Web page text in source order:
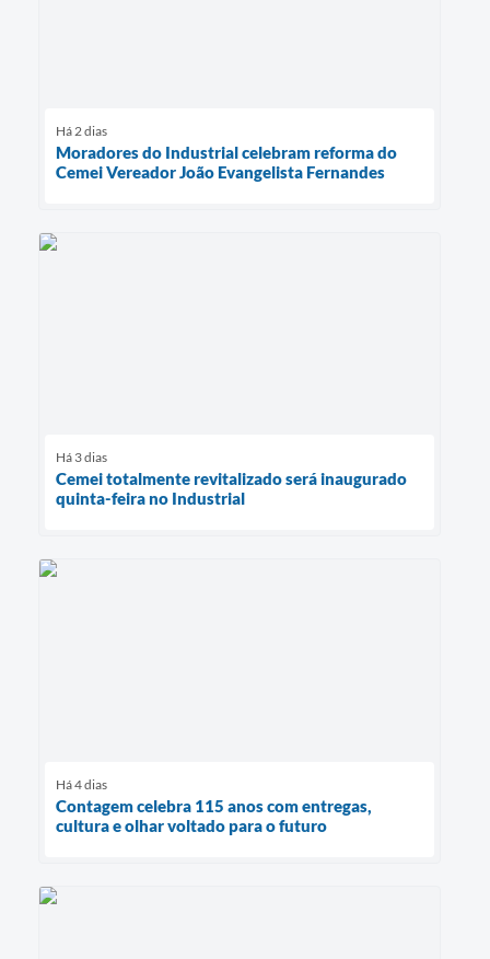
Há 2 dias
Moradores do Industrial celebram reforma do
Cemei Vereador João Evangelista Fernandes
Há 3 dias
Cemei totalmente revitalizado será inaugurado
quinta-feira no Industrial
Há 4 dias
Contagem celebra 115 anos com entregas,
cultura e olhar voltado para o futuro